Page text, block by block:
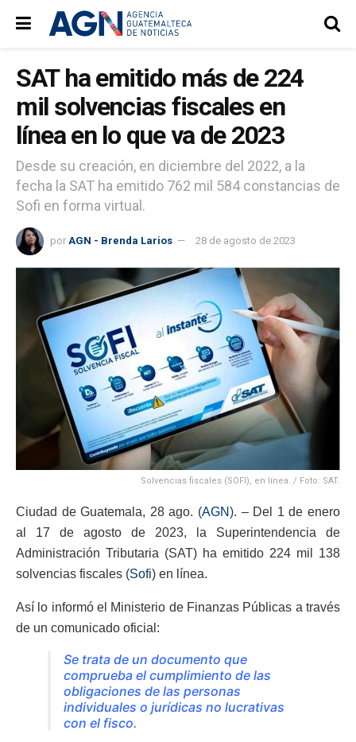
SAT ha emitido más de 224
mil solvencias fiscales en
línea en lo que va de 2023
Desde su creación, en diciembre del 2022, a la
fecha la SAT ha emitido 762 mil 584 constancias de
Sofi en forma virtual.
por AGN - Brenda Larios 28 de agosto de 2023
Solvencias fiscales (SOFI), en línea. / Foto: SAT.
Ciudad de Guatemala, 28 ago. (AGN). – Del 1 de enero
al 17 de agosto de 2023, la Superintendencia de
Administración Tributaria (SAT) ha emitido 224 mil 138
solvencias fiscales (Sofi) en línea.
Así lo informó el Ministerio de Finanzas Públicas a través
de un comunicado oficial:
Se trata de un documento que
comprueba el cumplimiento de las
obligaciones de las personas
individuales o jurídicas no lucrativas
con el fisco.